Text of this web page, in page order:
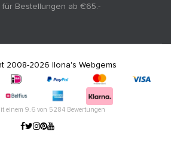
für Bestellungen ab €65.-
2008-2026 Ilona's Webgems
einem 9.6von 5284Bewertungen